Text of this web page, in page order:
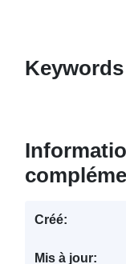
Keywords
Créé:
Mis à jour: